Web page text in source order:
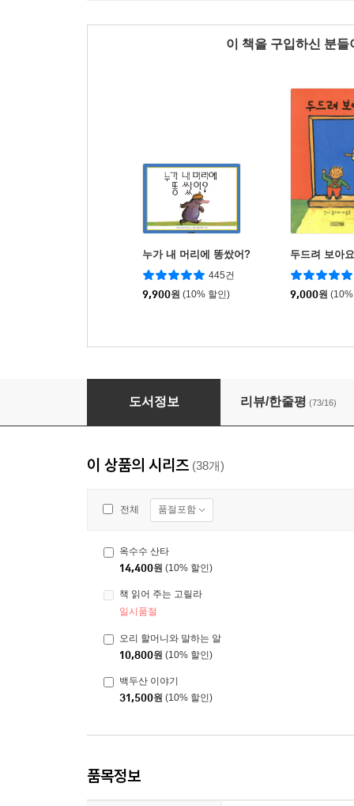
이 책을 구입하신 분
누가 내 머리에 똥쌌어?
445건
9,900원 (10% 할인)
두드려 보아요
9,000원
누구 그림자 일까?
도서정보 리뷰/한줄평 (73/16)
이 상품의 시리즈 (38개)
전체 품절포함
옥수수 산타
14,400원 (10% 할인)
책 읽어 주는 고릴라
일시품절
오리 할머니와 말하는 알
10,800원 (10% 할인)
백두산 이야기
31,500원 (10% 할인)
품목정보